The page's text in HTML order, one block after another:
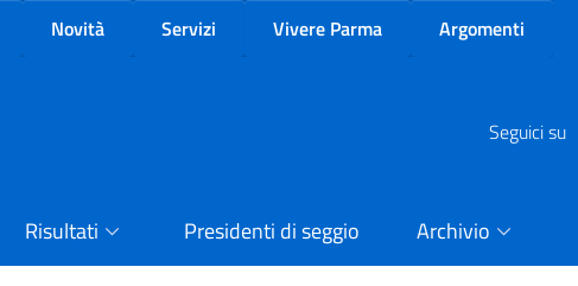
Novità Servizi Vivere Parma Argomenti
Seguici su
Risultati Presidenti di seggio Archivio